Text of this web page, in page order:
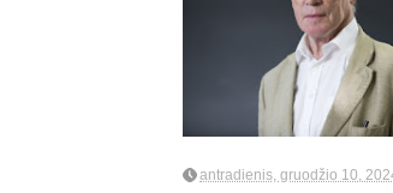
antradienis, gruodžio 10,